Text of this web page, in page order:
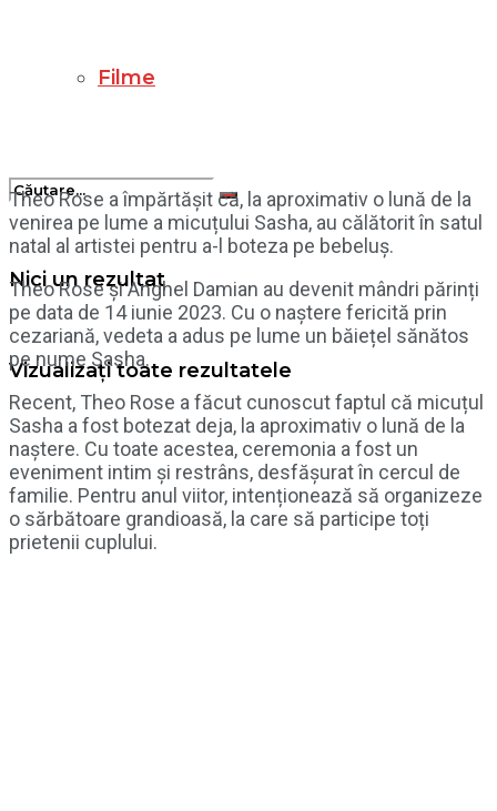
Filme
Nici un rezultat
Vizualizați toate rezultatele
Theo Rose a împărtășit că, la aproximativ o lună de la
venirea pe lume a micuțului Sasha, au călătorit în satul
natal al artistei pentru a-l boteza pe bebeluș.
Theo Rose și Anghel Damian au devenit mândri părinți
pe data de 14 iunie 2023. Cu o naștere fericită prin
cezariană, vedeta a adus pe lume un băiețel sănătos
pe nume Sasha.
Recent, Theo Rose a făcut cunoscut faptul că micuțul
Sasha a fost botezat deja, la aproximativ o lună de la
naștere. Cu toate acestea, ceremonia a fost un
eveniment intim și restrâns, desfășurat în cercul de
familie. Pentru anul viitor, intenționează să organizeze
o sărbătoare grandioasă, la care să participe toți
prietenii cuplului.